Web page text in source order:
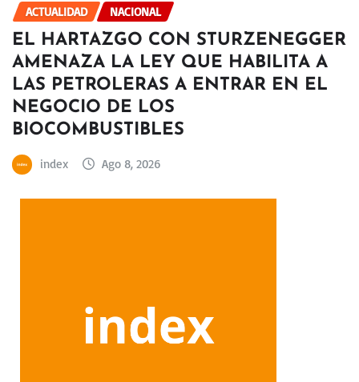
ACTUALIDAD NACIONAL
EL HARTAZGO CON STURZENEGGER
AMENAZA LA LEY QUE HABILITA A
LAS PETROLERAS A ENTRAR EN EL
NEGOCIO DE LOS
BIOCOMBUSTIBLES
index Ago 8, 2026